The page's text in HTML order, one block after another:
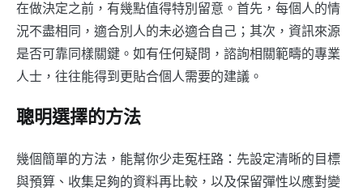
在做決定之前，有幾點值得特別留意。首先，每個人的情
況不盡相同，適合別人的未必適合自己；其次，資訊來源
是否可靠同樣關鍵。如有任何疑問，諮詢相關範疇的專業
人士，往往能得到更貼合個人需要的建議。
聰明選擇的方法
幾個簡單的方法，能幫你少走冤枉路：先設定清晰的目標
與預算、收集足夠的資料再比較，以及保留彈性以應對變